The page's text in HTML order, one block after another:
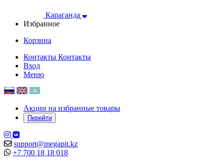
Караганда
Избранное
Корзина
Контакты Контакты
Вход
Меню
Акции на избранные товары
Перейти
support@megapit.kz
+7 700 18 18 018